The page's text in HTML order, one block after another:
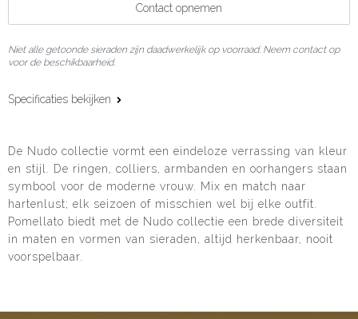
Contact opnemen
Niet alle getoonde sieraden zijn daadwerkelijk op voorraad. Neem contact op
voor de beschikbaarheid.
Specificaties bekijken
Materiaal:
18 karaat rosé- en witgoud
Edelsteen:
Rozenkwarts en roze chalcedoon
Steengewicht:
4.85 ct
Maat:
46,0 cm
De Nudo collectie vormt een eindeloze verrassing van kleur
en stijl. De ringen, colliers, armbanden en oorhangers staan
symbool voor de moderne vrouw. Mix en match naar
hartenlust; elk seizoen of misschien wel bij elke outfit.
Pomellato biedt met de Nudo collectie een brede diversiteit
in maten en vormen van sieraden, altijd herkenbaar, nooit
voorspelbaar.